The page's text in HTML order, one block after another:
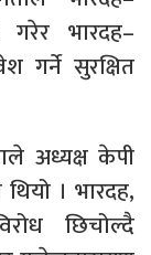
गरेर भारदह–
गर्ने सुरक्षित
अध्यक्ष केपी
। भारदह,
छिचोल्दै